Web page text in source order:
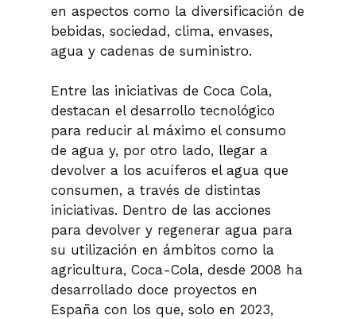
en aspectos como la diversificación de
bebidas, sociedad, clima, envases,
agua y cadenas de suministro.
Entre las iniciativas de Coca Cola,
destacan el desarrollo tecnológico
para reducir al máximo el consumo
de agua y, por otro lado, llegar a
devolver a los acuíferos el agua que
consumen, a través de distintas
iniciativas. Dentro de las acciones
para devolver y regenerar agua para
su utilización en ámbitos como la
agricultura, Coca-Cola, desde 2008 ha
desarrollado doce proyectos en
España con los que, solo en 2023,